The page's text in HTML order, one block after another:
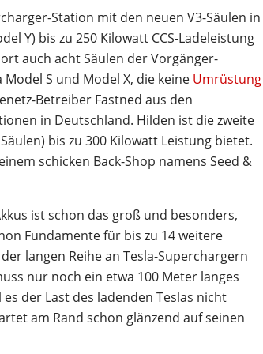
Station mit den neuen V3-Säulen in
Y) bis zu 250 Kilowatt CCS-Ladeleistung
auch acht Säulen der Vorgänger-
S und Model X, die keine Umrüstung
Betreiber Fastned aus den
in Deutschland. Hilden ist die zweite
bis zu 300 Kilowatt Leistung bietet.
schicken Back-Shop namens Seed &
ist schon das groß und besonders,
Fundamente für bis zu 14 weitere
langen Reihe an Tesla-Superchargern
nur noch ein etwa 100 Meter langes
der Last des ladenden Teslas nicht
am Rand schon glänzend auf seinen